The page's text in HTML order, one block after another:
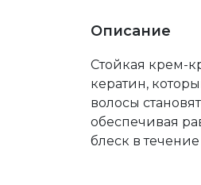
Описание
Стойкая крем-
кератин,
волосы
обеспечивая
блеск в